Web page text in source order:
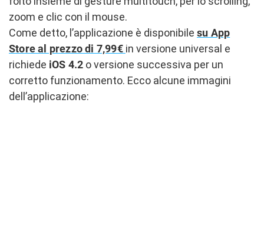
zoom e clic con il mouse.
Come detto, l’applicazione è disponibile su App
Store al prezzo di 7,99€ in versione universal e
richiede iOS 4.2 o versione successiva per un
corretto funzionamento. Ecco alcune immagini
dell’applicazione: